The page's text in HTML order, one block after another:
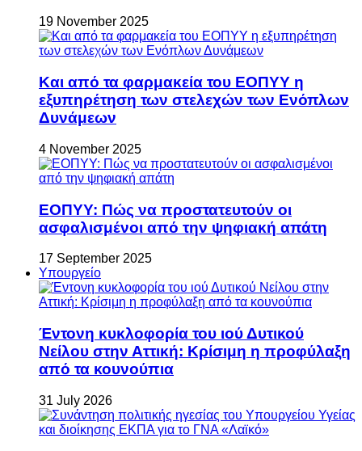
19 November 2025
Και από τα φαρμακεία του ΕΟΠΥΥ η
εξυπηρέτηση των στελεχών των Ενόπλων
Δυνάμεων
4 November 2025
ΕΟΠΥΥ: Πώς να προστατευτούν οι
ασφαλισμένοι από την ψηφιακή απάτη
17 September 2025
Υπουργείο
Έντονη κυκλοφορία του ιού Δυτικού
Νείλου στην Αττική: Κρίσιμη η προφύλαξη
από τα κουνούπια
31 July 2026